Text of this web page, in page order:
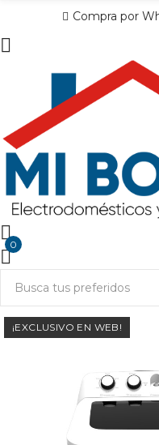
Compra por
0
¡EXCLUSIVO EN WEB!